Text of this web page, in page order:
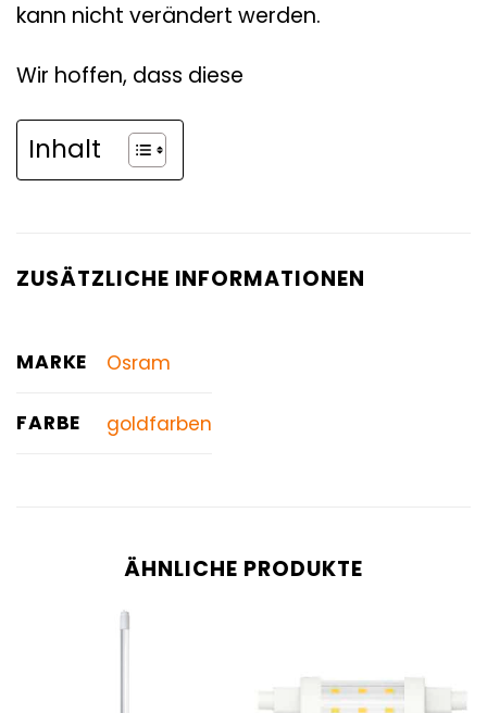
kann nicht verändert werden.
Wir hoffen, dass diese
Inhalt
ZUSÄTZLICHE INFORMATIONEN
MARKE Osram
FARBE goldfarben
ÄHNLICHE PRODUKTE